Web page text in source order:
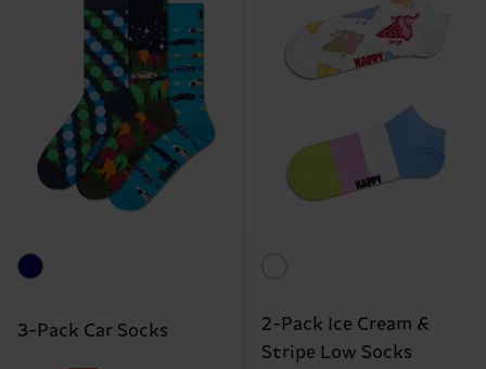
3-Pack Car Socks
2-Pack Ice Cream &
Stripe Low Socks